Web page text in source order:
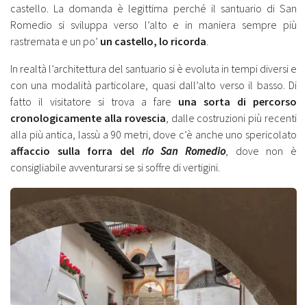
castello. La domanda è legittima perché il santuario di San
Romedio si sviluppa verso l’alto e in maniera sempre più
rastremata e un po’ un castello, lo ricorda
In realtà l’architettura del santuario si è evoluta in tempi diversi e
con una modalità particolare, quasi dall’alto verso il basso. Di
fatto il visitatore si trova a fare una sorta di percorso
cronologicamente alla rovescia , dalle costruzioni più recenti
alla più antica, lassù a 90 metri, dove c’è anche uno spericolato
affaccio sulla forra del rio San Romedio, dove non è
consigliabile avventurarsi se si soffre di vertigini.